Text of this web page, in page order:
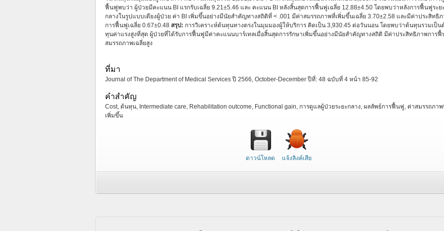
ฟื้นฟูพบว่า ผู้ป่วยมีคะแนน BI แรกรับเฉลี่ย 9.21±5.46 และ คะแนน BI หลังสิ้นสุดการฟื้นฟูเฉลี่ย 12.88±4.50 โดยพบว่าหลังการฟื้นฟูระย
กลางในรูปแบบเตียงผู้ป่วย ค่า BI เพิ่มขึ้นอย่างมีนัยสำคัญทางสถิติที่ < .001 มีค่าสมรรถภาพที่เพิ่มขึ้นเฉลี่ย 3.70±2.58 และมีค่าประสิทธิ
การฟื้นฟูเฉลี่ย 0.67±0.48 สรุป: การวิเคราะห์ต้นทุนทางตรงในมุมมองผู้ให้บริการ คิดเป็น 3,930.45 ต่อวันนอน โดยพบว่าต้นทุนรวมเป็น
ทุนค่าแรงสูงที่สุด ผู้ป่วยที่ได้รับการฟื้นฟูมีค่าคะแนนบาร์เทลเมื่อสิ้นสุดการรักษาเพิ่มขึ้นอย่างมีนัยสำคัญทางสถิติ มีค่าประสิทธิภาพการฟื้
สมรรถภาพเฉลี่ยสูง
ที่มา
Journal of The Department of Medical Services ปี 2566, October-December ปีที่: 48 ฉบับที่ 4 หน้า 85-92
คำสำคัญ
Cost, ต้นทุน, Intermediate care, Rehabilitation outcome, Functional gain, การดูแลผู้ป่วยระยะกลาง, ผลลัพธ์การฟื้นฟู, ค่าสมรรถภา
เพิ่มขึ้น
ดาวน์โหลด แจ้งลิงค์เสีย